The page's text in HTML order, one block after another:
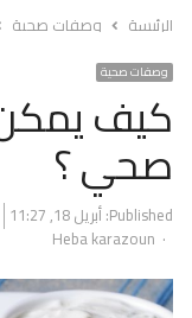
الرئيسة وصفات صحية
وصفات صحية
كيف
صحي ؟
Published: أبريل 18, 2024 11:27 ص
Author
Heba karazoun